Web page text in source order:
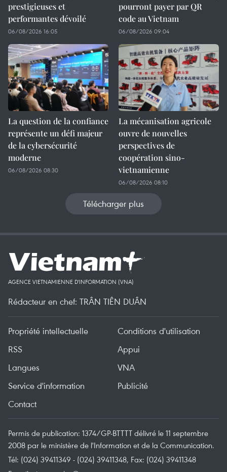
prestigieuses et
performantes dévoilé
06/08/2026 16:05
pourront payer par QR
code au Vietnam
06/08/2026 09:04
La question de la confiance
représente un défi majeur
de la cybersécurité
moderne
06/08/2026 08:30
La mécanisation agricole
ouvre de nouvelles
perspectives de
coopération sino-
vietnamienne
06/08/2026 08:10
Télécharger plus
AGENCE VIETNAMIENNE D'INFORMATION (VNA)
Rédacteur en chef: TRÂN TIÊN DUÂN
Propriété intellectuelle
Conditions d'utilisation
RSS
Appui
Langues
VNA
Service d'information
Publicité
Contact
Permis de publication: 1374/GP-BTTTT délivré le 11 septembre
2008 par le ministère de l'Information et de la Communication.
Tél: (024) 39411349 - (024) 39411348, Fax: (024) 39411348